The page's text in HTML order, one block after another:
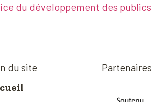
du développement des
du site